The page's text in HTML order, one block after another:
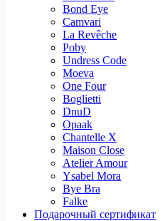
Bond Eye
Camvari
La Revêche
Poby
Undress Code
Moeva
One Four
Boglietti
DnuD
Opaak
Chantelle X
Maison Close
Atelier Amour
Ysabel Mora
Bye Bra
Falke
Подарочный сертификат